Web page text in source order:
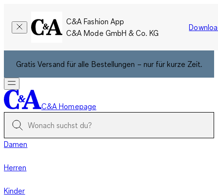
C&A Fashion App
C&A Mode GmbH & Co. KG
Gratis Versand für alle Bestellungen – nur für kurze Zeit.
C&A Homepage
Damen
Herren
Kinder